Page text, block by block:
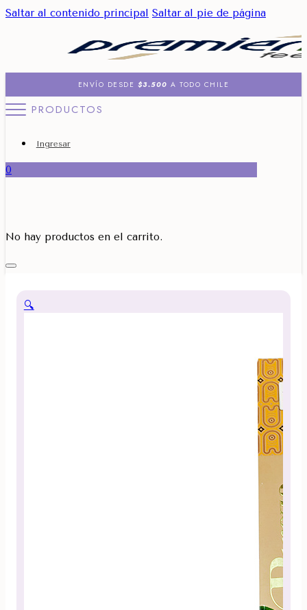
Saltar al contenido principal Saltar al pie de página
ENVÍO DESDE $3.500 A TODO CHILE
PRODUCTOS
Ingresar
0
No hay productos en el carrito.
🔍